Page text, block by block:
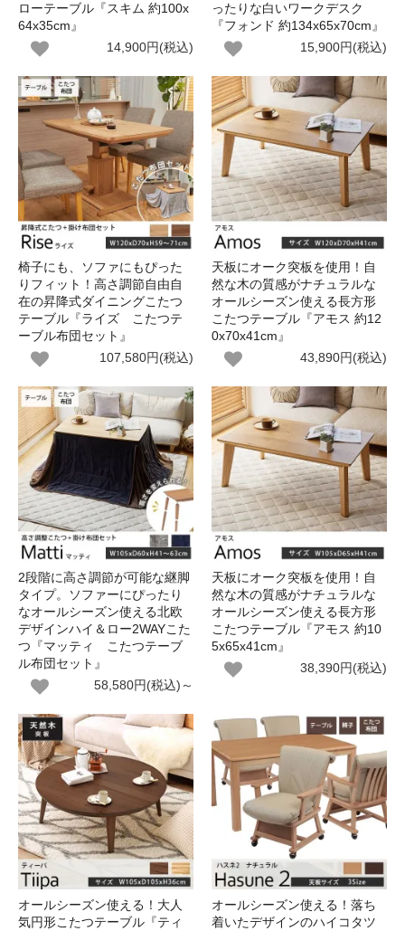
ローテーブル『スキム 約100x
64x35cm』
14,900円(税込)
ったりな白いワークデスク
『フォンド 約134x65x70cm』
15,900円(税込)
椅子にも、ソファにもぴった
りフィット！高さ調節自由自
在の昇降式ダイニングこたつ
テーブル『ライズ こたつテ
ーブル布団セット』
107,580円(税込)
天板にオーク突板を使用！自
然な木の質感がナチュラルな
オールシーズン使える長方形
こたつテーブル『アモス 約12
0x70x41cm』
43,890円(税込)
2段階に高さ調節が可能な継脚
タイプ。ソファーにぴったり
なオールシーズン使える北欧
デザインハイ＆ロー2WAYこた
つ『マッティ こたつテーブ
ル布団セット』
58,580円(税込)～
天板にオーク突板を使用！自
然な木の質感がナチュラルな
オールシーズン使える長方形
こたつテーブル『アモス 約10
5x65x41cm』
38,390円(税込)
オールシーズン使える！大人
気円形こたつテーブル『ティ
オールシーズン使える！落ち
着いたデザインのハイコタツ